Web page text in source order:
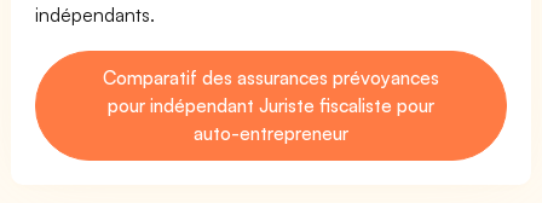
indépendants.
Comparatif des assurances prévoyances
pour indépendant Juriste fiscaliste pour
auto-entrepreneur